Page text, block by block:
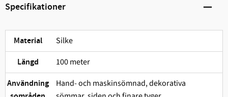
Specifikationer
Material Silke
Längd 100 meter
Användning
Hand- och maskinsömnad, dekorativa